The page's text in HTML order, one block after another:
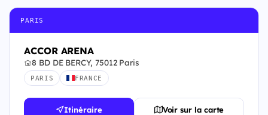
PARIS
ACCOR ARENA
8 BD DE BERCY, 75012 Paris
PARIS FRANCE
Itinéraire Voir sur la carte